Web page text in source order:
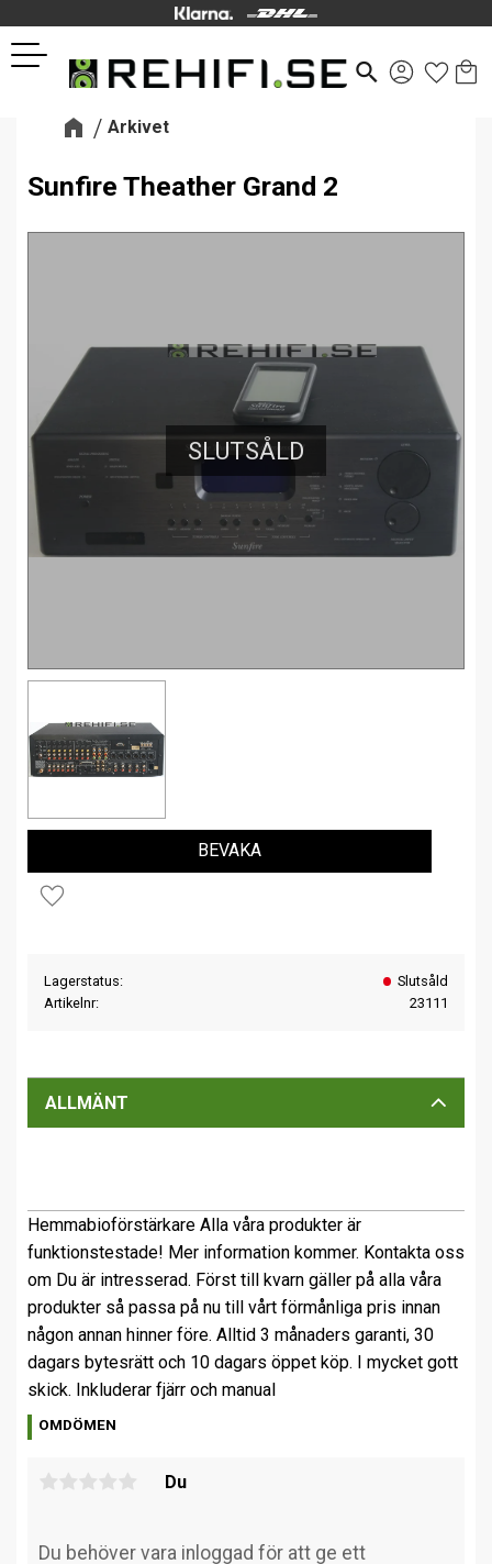
Meny
search
Arkivet
Sunfire Theather Grand 2
SLUTSÅLD
Lägg till i favoriter
BEVAKA
Lagerstatus
Slutsåld
Artikelnr
23111
ALLMÄNT
Hemmabioförstärkare Alla våra produkter är
funktionstestade! Mer information kommer. Kontakta oss
om Du är intresserad. Först till kvarn gäller på alla våra
produkter så passa på nu till vårt förmånliga pris innan
någon annan hinner före. Alltid 3 månaders garanti, 30
dagars bytesrätt och 10 dagars öppet köp. I mycket gott
skick. Inkluderar fjärr och manual
OMDÖMEN
Du